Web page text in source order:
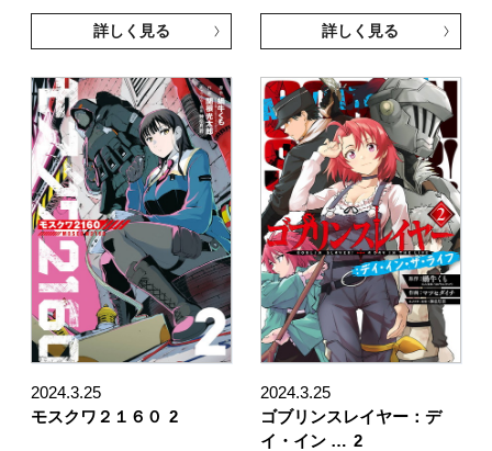
詳しく見る 詳しく見る
2024.3.25
モスクワ２１６０ 2
2024.3.25
ゴブリンスレイヤー：デ
イ・イン … 2